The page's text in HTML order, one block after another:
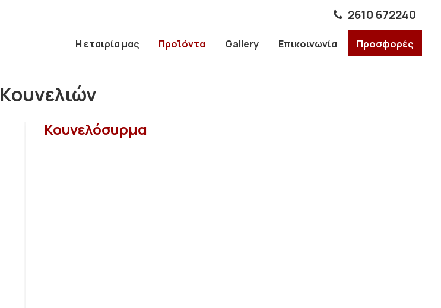
2610 672240
Η εταιρία μας Προϊόντα Gallery Επικοινωνία Προσφορές
Κουνελιών
Κουνελόσυρμα